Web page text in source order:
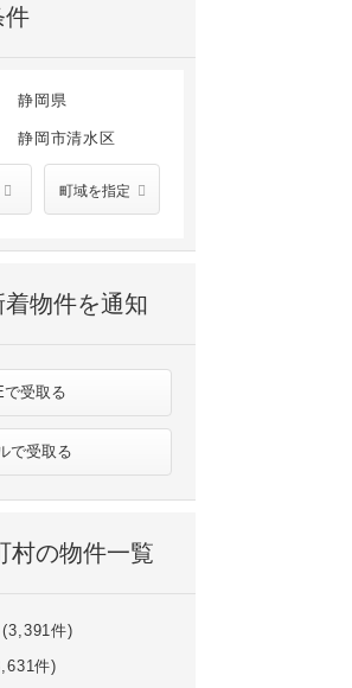
件
静岡県
静岡市清水区
町域を指定
物件を通知
で受取る
で受取る
村の物件一覧
(3,391件)
件)